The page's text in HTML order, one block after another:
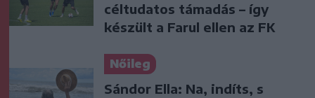
céltudatos támadás – így
készült a Farul ellen az FK
Nőileg
Sándor Ella: Na, indíts, s